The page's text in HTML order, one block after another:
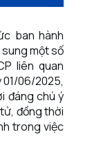
ban hành
sung một số
liên quan
06/2025,
đáng chú ý
đồng thời
trong việc